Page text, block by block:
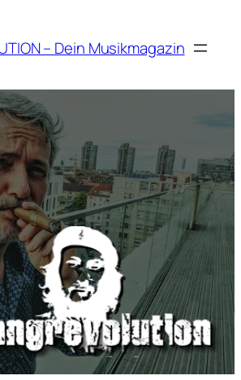
– Dein Musikmagazin